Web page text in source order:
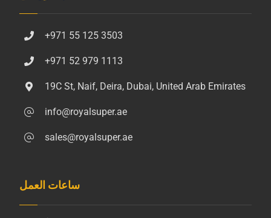
+971 55 125 3503
+971 52 979 1113
19C St, Naif, Deira, Dubai, United Arab Emirates
info@royalsuper.ae
sales@royalsuper.ae
ساعات العمل